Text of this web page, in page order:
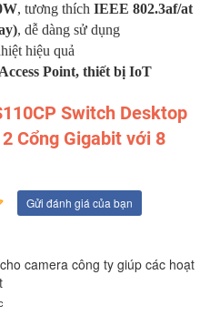
, tương thích IEEE 802.3af/at
, dễ dàng sử dụng
hiệu quả
Point, thiết bị IoT
Switch Desktop
Cổng Gigabit với 8
Gửi đánh giá của bạn
camera công ty giúp các hoạt